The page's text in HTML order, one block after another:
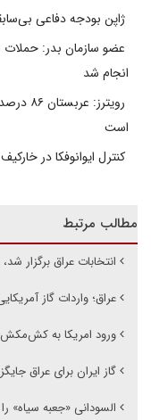
ژاپن بودجه دفاعی بی‌سابقه ۵۶ میلیارد دلاری را در
عضو سازمان بدر: حملات
انجام شد
است
کنترل ایوانوفکا در
مطالب مرتبط
انتخابات عراق برگزار
عراق؛ واردات گاز
ورود امریکا به کش‌مکش
گاز ایران برای عراق
السودانی «جعبه سیاه»